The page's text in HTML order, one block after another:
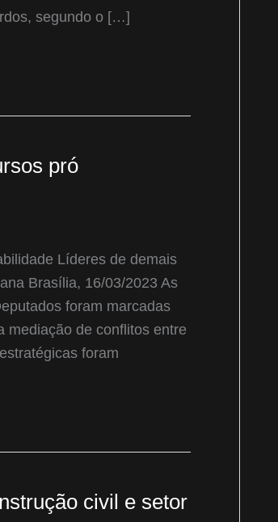
segundo o […]
pró
Líderes de demais
Brasília, 16/03/2023 As
foram marcadas
mediação de conflitos entre
foram
civil e setor